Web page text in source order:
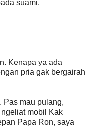
suami.
Kenapa ya ada
pria gak bergairah
Pas mau pulang,
mobil Kak
Papa Ron, saya